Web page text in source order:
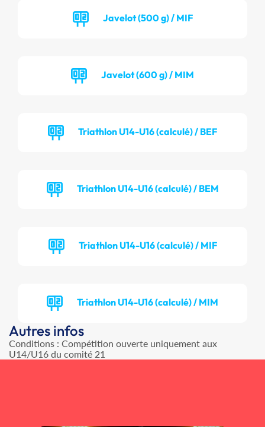
Javelot (500 g) / MIF
Javelot (600 g) / MIM
Triathlon U14-U16 (calculé) / BEF
Triathlon U14-U16 (calculé) / BEM
Triathlon U14-U16 (calculé) / MIF
Triathlon U14-U16 (calculé) / MIM
Autres infos
Conditions : Compétition ouverte uniquement aux
U14/U16 du comité 21